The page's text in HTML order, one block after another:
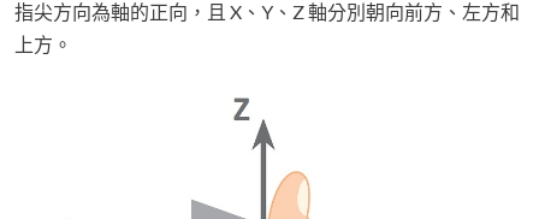
指尖方向為軸的正向，且 X、Y、Z 軸分別朝向前方、左方和
上方。